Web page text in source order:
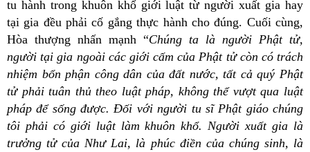
tu hành trong khuôn khổ giới luật từ người xuất gia hay
tại gia đều phải cố gắng thực hành cho đúng. Cuối cùng,
Hòa thượng nhấn mạnh “Chúng ta là người Phật tử,
người tại gia ngoài các giới cấm của Phật tử còn có trách
nhiệm bổn phận công dân của đất nước, tất cả quý Phật
tử phải tuân thủ theo luật pháp, không thể vượt qua luật
pháp để sống được. Đối với người tu sĩ Phật giáo chúng
tôi phải có giới luật làm khuôn khổ. Người xuất gia là
trưởng tử của Như Lai, là phúc điền của chúng sinh, là